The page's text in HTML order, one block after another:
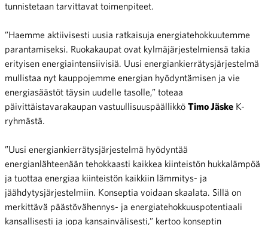
tunnistetaan tarvittavat toimenpiteet.
”Haemme aktiivisesti uusia ratkaisuja energiatehokkuutemme
parantamiseksi. Ruokakaupat ovat kylmäjärjestelmiensä takia
erityisen energiaintensiivisiä. Uusi energiankierrätysjärjestelmä
mullistaa nyt kauppojemme energian hyödyntämisen ja vie
energiasäästöt täysin uudelle tasolle,” toteaa
päivittäistavarakaupan vastuullisuuspäällikkö Timo Jäske K-
ryhmästä.
”Uusi energiankierrätysjärjestelmä hyödyntää
energianlähteenään tehokkaasti kaikkea kiinteistön hukkalämpöä
ja tuottaa energiaa kiinteistön kaikkiin lämmitys- ja
jäähdytysjärjestelmiin. Konseptia voidaan skaalata. Sillä on
merkittävä päästövähennys- ja energiatehokkuuspotentiaali
kansallisesti ja jopa kansainvälisesti,” kertoo konseptin